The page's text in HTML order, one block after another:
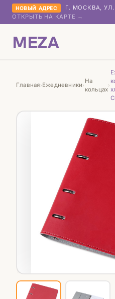
НОВЫЙ АДРЕС Г. МОСКВА,
ОТКРЫТЬ НА КАРТЕ →
MEZA
Главная›Ежедневники›
На
кольцах
›